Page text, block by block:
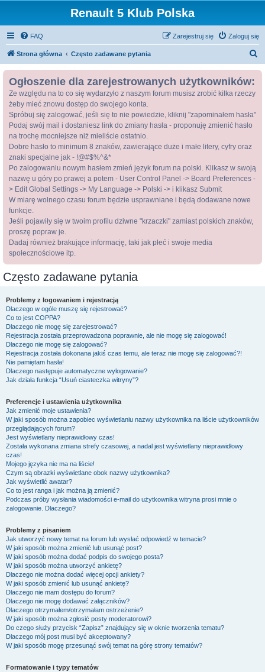
Renault 5 Klub Polska
FAQ Zaloguj się
Zarejestruj się
Strona główna Często zadawane pytania
Ogłoszenie dla zarejestrowanych użytkowników:
Ze względu na to co się wydarzyło z naszym forum musisz zrobić kilka rzeczy
żeby mieć znowu dostęp do swojego konta.
Spróbuj się zalogować, jeśli się to nie powiedzie, kliknij "zapominałem hasła"
Podaj swój mail i dostaniesz link do zmiany hasła - proponuję zmienić hasło
na trochę mocniejsze niż mieliście ostatnio.
Dobre hasło to minimum 8 znaków, zawierające duże i małe litery, cyfry oraz
znaki specjalne jak - !@#$%^&*
Po zalogowaniu nowym hasłem zmień język forum na polski. Klikasz w swoją
nazwę u góry po prawej a potem - User Control Panel -> Board Preferences -
> Edit Global Settings -> My Language -> Polski -> i klikasz Submit
W miarę wolnego czasu forum będzie usprawniane i będą dodawane nowe
funkcje.
Jeśli pojawiły się w twoim profilu dziwne "krzaczki" zamiast polskich znaków,
proszę popraw je.
Dadaj również brakujące informację, taki jak płeć i swoje media
społecznościowe itp.
Często zadawane pytania
Problemy z logowaniem i rejestracją
Dlaczego w ogóle muszę się rejestrować?
Co to jest COPPA?
Dlaczego nie mogę się zarejestrować?
Rejestracja została przeprowadzona poprawnie, ale nie mogę się zalogować!
Dlaczego nie mogę się zalogować?
Rejestracja została dokonana jakiś czas temu, ale teraz nie mogę się zalogować?!
Nie pamiętam hasła!
Dlaczego następuje automatyczne wylogowanie?
Jak działa funkcja “Usuń ciasteczka witryny”?
Preferencje i ustawienia użytkownika
Jak zmienić moje ustawienia?
W jaki sposób można zapobiec wyświetlaniu nazwy użytkownika na liście użytkowników
przeglądających forum?
Jest wyświetlany nieprawidłowy czas!
Została wykonana zmiana strefy czasowej, a nadal jest wyświetlany nieprawidłowy
czas!
Mojego języka nie ma na liście!
Czym są obrazki wyświetlane obok nazwy użytkownika?
Jak wyświetlić awatar?
Co to jest ranga i jak można ją zmienić?
Podczas próby wysłania wiadomości e-mail do użytkownika witryna prosi mnie o
zalogowanie. Dlaczego?
Problemy z pisaniem
Jak utworzyć nowy temat na forum lub wysłać odpowiedź w temacie?
W jaki sposób można zmienić lub usunąć post?
W jaki sposób można dodać podpis do swojego posta?
W jaki sposób można utworzyć ankietę?
Dlaczego nie można dodać więcej opcji ankiety?
W jaki sposób zmienić lub usunąć ankietę?
Dlaczego nie mam dostępu do forum?
Dlaczego nie mogę dodawać załączników?
Dlaczego otrzymałem/otrzymałam ostrzeżenie?
W jaki sposób można zgłosić posty moderatorowi?
Do czego służy przycisk “Zapisz” znajdujący się w oknie tworzenia tematu?
Dlaczego mój post musi być akceptowany?
W jaki sposób mogę przesunąć swój temat na górę strony tematów?
Formatowanie i typy tematów